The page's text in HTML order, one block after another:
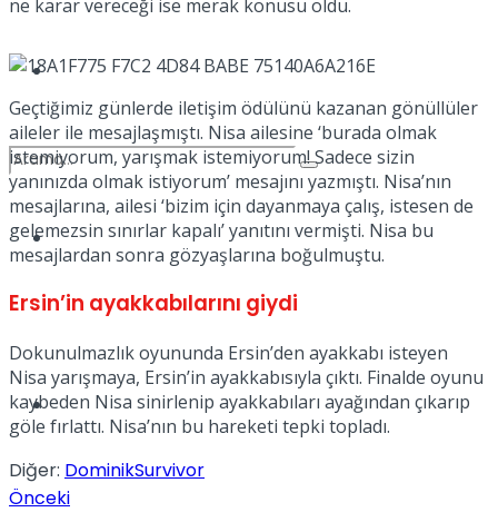
Dünya
Türkiye
Müzik
No Result
View All Result
ne karar vereceği ise merak konusu oldu.
Geçtiğimiz günlerde iletişim ödülünü kazanan gönüllüler
aileler ile mesajlaşmıştı. Nisa ailesine ‘burada olmak
istemiyorum, yarışmak istemiyorum! Sadece sizin
yanınızda olmak istiyorum’ mesajını yazmıştı. Nisa’nın
mesajlarına, ailesi ‘bizim için dayanmaya çalış, istesen de
gelemezsin sınırlar kapalı’ yanıtını vermişti. Nisa bu
mesajlardan sonra gözyaşlarına boğulmuştu.
Ersin’in ayakkabılarını giydi
Dokunulmazlık oyununda Ersin’den ayakkabı isteyen
Nisa yarışmaya, Ersin’in ayakkabısıyla çıktı. Finalde oyunu
kaybeden Nisa sinirlenip ayakkabıları ayağından çıkarıp
göle fırlattı. Nisa’nın bu hareketi tepki topladı.
Diğer: DominikSurvivor
Önceki